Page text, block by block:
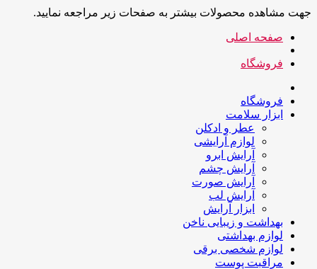
جهت مشاهده محصولات بیشتر به صفحات زیر مراجعه نمایید.
صفحه اصلی
فروشگاه
فروشگاه
ابزار سلامت
عطر و ادکلن
لوازم آرایشی
آرایش ابرو
آرایش چشم
آرایش صورت
آرایش لب
ابزار آرایش
بهداشت و زیبایی ناخن
لوازم بهداشتی
لوازم شخصی برقی
مراقبت پوست